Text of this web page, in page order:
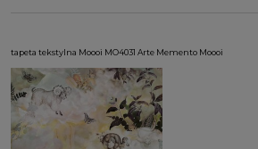
tapeta tekstylna Moooi MO4031 Arte Memento Moooi